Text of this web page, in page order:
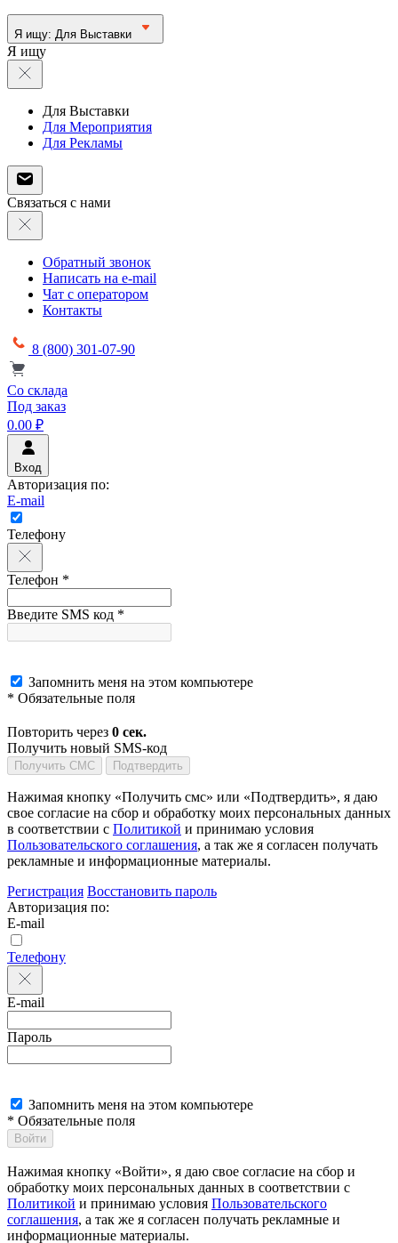
Я ищу: Для Выставки
Я ищу
Для Выставки
Для Мероприятия
Для Рекламы
Связаться с нами
Обратный звонок
Написать на e-mail
Чат с оператором
Контакты
8 (800) 301-07-90
Со склада
Под заказ
0.00 ₽
Вход
Авторизация по:
E-mail
Телефону
Телефон *
Введите SMS код *
Запомнить меня на этом компьютере
* Обязательные поля
Повторить через 0 сек.
Получить новый SMS-код
Получить СМС Подтвердить
Нажимая кнопку «Получить смс» или «Подтвердить», я даю
свое согласие на сбор и обработку моих персональных данных
в соответствии с Политикой и принимаю условия
Пользовательского соглашения, а так же я согласен получать
рекламные и информационные материалы.
Регистрация Восстановить пароль
Авторизация по:
E-mail
Телефону
E-mail
Пароль
Запомнить меня на этом компьютере
* Обязательные поля
Войти
Нажимая кнопку «Войти», я даю свое согласие на сбор и
обработку моих персональных данных в соответствии с
Политикой и принимаю условия Пользовательского
соглашения, а так же я согласен получать рекламные и
информационные материалы.